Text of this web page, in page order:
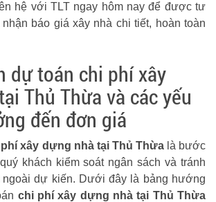
hệ với TLT ngay hôm nay để được tư
báo giá xây nhà chi tiết, hoàn toàn
dự toán chi phí xây
Thủ Thừa và các yếu
đến đơn giá
xây dựng nhà tại Thủ Thừalà bước
khách kiểm soát ngân sách và tránh
ngoài dự kiến. Dưới đây là bảng hướng
chi phí xây dựng nhà tại Thủ Thừa